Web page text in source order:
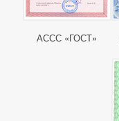
АССС «ГОСТ»